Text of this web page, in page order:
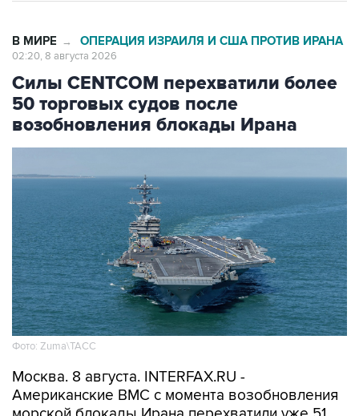
В МИРЕ → ОПЕРАЦИЯ ИЗРАИЛЯ И США ПРОТИВ ИРАНА
02:20, 8 августа 2026
Силы CENTCOM перехватили более
50 торговых судов после
возобновления блокады Ирана
Фото: Zuma\ТАСС
Москва. 8 августа. INTERFAX.RU -
Американские ВМС с момента возобновления